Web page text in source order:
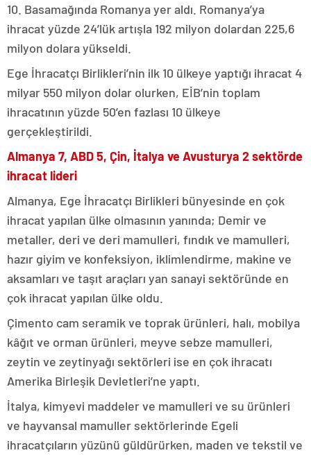
10. Basamağında Romanya yer aldı. Romanya’ya
ihracat yüzde 24’lük artışla 192 milyon dolardan 225,6
milyon dolara yükseldi.
Ege İhracatçı Birlikleri’nin ilk 10 ülkeye yaptığı ihracat 4
milyar 550 milyon dolar olurken, EİB’nin toplam
ihracatının yüzde 50’en fazlası 10 ülkeye
gerçekleştirildi.
Almanya 7, ABD 5, Çin, İtalya ve Avusturya 2 sektörde
ihracat lideri
Almanya, Ege İhracatçı Birlikleri bünyesinde en çok
ihracat yapılan ülke olmasının yanında; Demir ve
metaller, deri ve deri mamulleri, fındık ve mamulleri,
hazır giyim ve konfeksiyon, iklimlendirme, makine ve
aksamları ve taşıt araçları yan sanayi sektöründe en
çok ihracat yapılan ülke oldu.
Çimento cam seramik ve toprak ürünleri, halı, mobilya
kâğıt ve orman ürünleri, meyve sebze mamulleri,
zeytin ve zeytinyağı sektörleri ise en çok ihracatı
Amerika Birleşik Devletleri’ne yaptı.
İtalya, kimyevi maddeler ve mamulleri ve su ürünleri
ve hayvansal mamuller sektörlerinde Egeli
ihracatçıların yüzünü güldürürken, maden ve tekstil ve